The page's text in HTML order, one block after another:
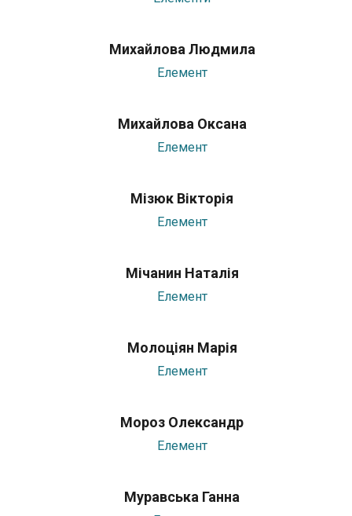
Михайлова Людмила
Елемент
Михайлова Оксана
Елемент
Мізюк Вікторія
Елемент
Мічанин Наталія
Елемент
Молоціян Марія
Елемент
Мороз Олександр
Елемент
Муравська Ганна